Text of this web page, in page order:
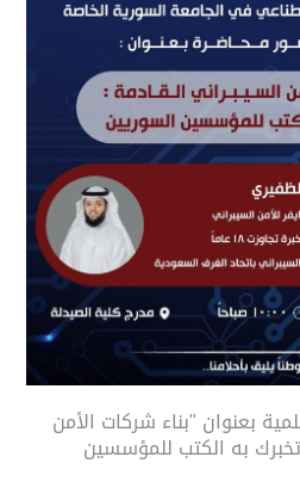
بعنوان "بناء شركات الأمن
تخبرك به الكتب للمؤسسين